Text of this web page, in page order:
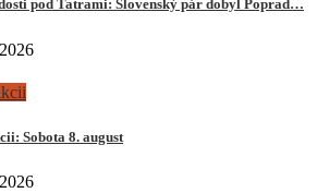
pod Tatrami: Slovenský pár dobyl Poprad…
Sobota 8. august